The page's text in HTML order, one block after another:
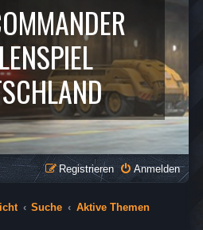
v
g
a
t
i
o
n
Anmelden
Registrieren
Suche Aktive Themen